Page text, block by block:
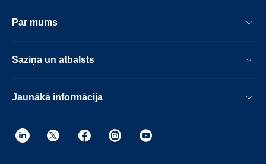
Par mums
Saziņa un atbalsts
Jaunākā informācija